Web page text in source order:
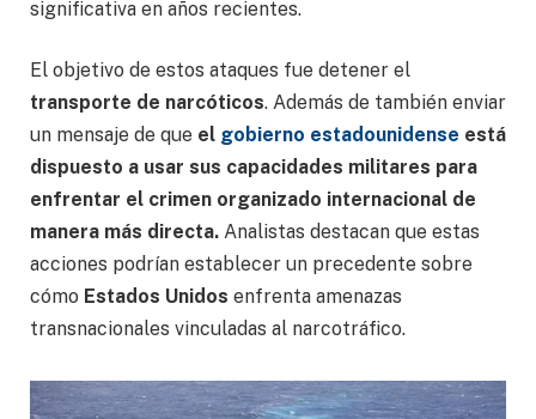
significativa en años recientes.
El objetivo de estos ataques fue detener el
transporte de narcóticos. Además de también enviar
un mensaje de que el gobierno estadounidense está
dispuesto a usar sus capacidades militares para
enfrentar el crimen organizado internacional de
manera más directa. Analistas destacan que estas
acciones podrían establecer un precedente sobre
cómo Estados Unidos enfrenta amenazas
transnacionales vinculadas al narcotráfico.